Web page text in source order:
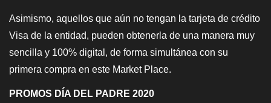
Asimismo, aquellos que aún no tengan la tarjeta de crédito
Visa de la entidad, pueden obtenerla de una manera muy
sencilla y 100% digital, de forma simultánea con su
primera compra en este Market Place.
PROMOS DÍA DEL PADRE 2020